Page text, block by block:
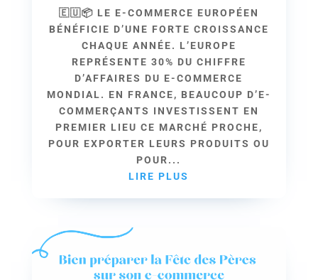
🇪🇺📦 LE E-COMMERCE EUROPÉEN
BÉNÉFICIE D’UNE FORTE CROISSANCE
CHAQUE ANNÉE. L’EUROPE
REPRÉSENTE 30% DU CHIFFRE
D’AFFAIRES DU E-COMMERCE
MONDIAL. EN FRANCE, BEAUCOUP D’E-
COMMERÇANTS INVESTISSENT EN
PREMIER LIEU CE MARCHÉ PROCHE,
POUR EXPORTER LEURS PRODUITS OU
POUR...
LIRE PLUS